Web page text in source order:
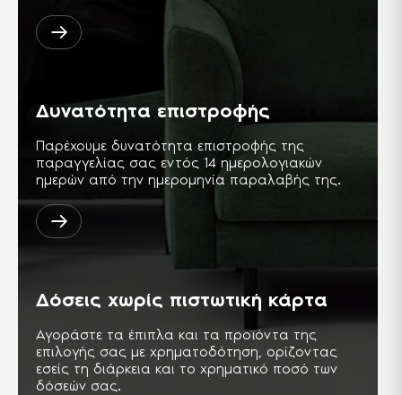
Δυνατότητα επιστροφής
Παρέχουμε δυνατότητα επιστροφής της
παραγγελίας σας εντός 14 ημερολογιακών
ημερών από την ημερομηνία παραλαβής της.
Δόσεις χωρίς πιστωτική κάρτα
Αγοράστε τα έπιπλα και τα προϊόντα της
επιλογής σας με χρηματοδότηση, ορίζοντας
εσείς τη διάρκεια και το χρηματικό ποσό των
δόσεών σας.